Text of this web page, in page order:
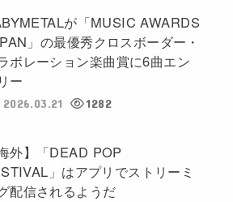
が「MUSIC AWARDS
」の最優秀クロスボーダー・
ボレーション楽曲賞に6曲エン
ー
2026.03.21 1282
海外】「DEAD POP
」はアプリでストリーミ
配信されるようだ